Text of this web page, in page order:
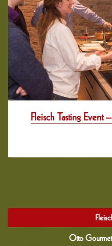
Fleisch Tasting Event
Otto Gourmet